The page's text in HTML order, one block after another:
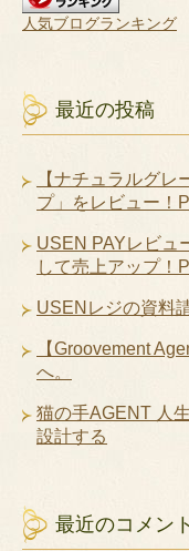
人気ブログランキング
最近の投稿
【ナチュラルグ
プ」をレビュー！
USEN PAYレビ
して売上アップ！
USENレジの資料
【Groovement
へ。
猫の手AGENT 人
設計する
最近のコメント